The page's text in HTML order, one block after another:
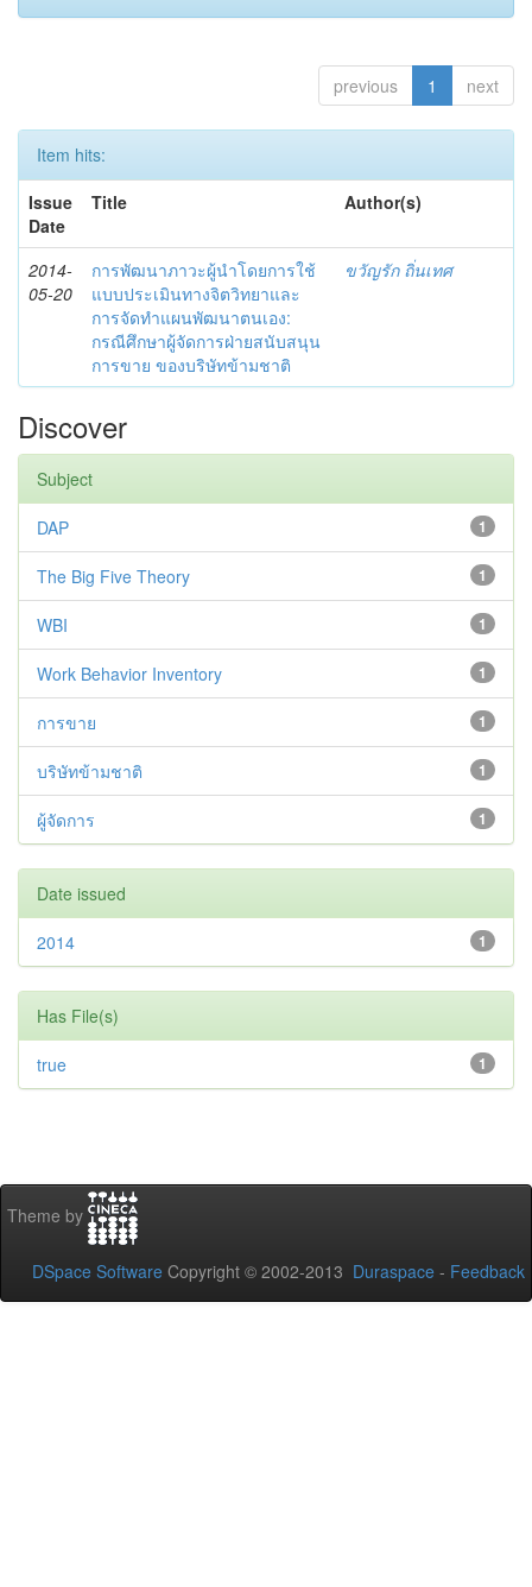
previous 1 next
Item hits:
Issue
Date
Title Author(s)
2014-
05-20
การพัฒนาภาวะผู้นำโดยการใช้
แบบประเมินทางจิตวิทยาและ
การจัดทำแผนพัฒนาตนเอง:
กรณีศึกษาผู้จัดการฝ่ายสนับสนุน
การขาย ของบริษัทข้ามชาติ
ขวัญรัก ถิ่นเทศ
Discover
Subject
1
DAP
1
The Big Five Theory
1
WBI
1
Work Behavior Inventory
1
การขาย
1
บริษัทข้ามชาติ
1
ผู้จัดการ
Date issued
1
2014
Has File(s)
1
true
Theme by
DSpace Software Copyright © 2002-2013 Duraspace - Feedback